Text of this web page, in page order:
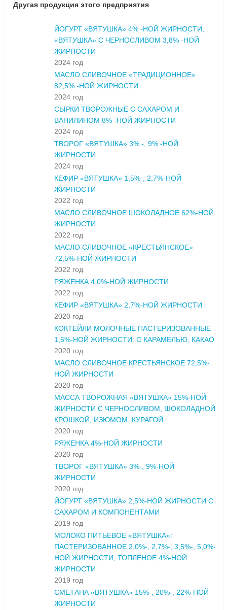
Другая продукция этого предприятия
ЙОГУРТ «ВЯТУШКА» 4% -НОЙ ЖИРНОСТИ,
«ВЯТУШКА» С ЧЕРНОСЛИВОМ 3,8% -НОЙ
ЖИРНОСТИ
2024 год
МАСЛО СЛИВОЧНОЕ «ТРАДИЦИОННОЕ»
82,5% -НОЙ ЖИРНОСТИ
2024 год
СЫРКИ ТВОРОЖНЫЕ С САХАРОМ И
ВАНИЛИНОМ 8% -НОЙ ЖИРНОСТИ
2024 год
ТВОРОГ «ВЯТУШКА» 3% -, 9% -НОЙ
ЖИРНОСТИ
2024 год
КЕФИР «ВЯТУШКА» 1,5%-, 2,7%-НОЙ
ЖИРНОСТИ
2022 год
МАСЛО СЛИВОЧНОЕ ШОКОЛАДНОЕ 62%-НОЙ
ЖИРНОСТИ
2022 год
МАСЛО СЛИВОЧНОЕ «КРЕСТЬЯНСКОЕ»
72,5%-НОЙ ЖИРНОСТИ
2022 год
РЯЖЕНКА 4,0%-НОЙ ЖИРНОСТИ
2022 год
КЕФИР «ВЯТУШКА» 2,7%-НОЙ ЖИРНОСТИ
2020 год
КОКТЕЙЛИ МОЛОЧНЫЕ ПАСТЕРИЗОВАННЫЕ
1,5%-НОЙ ЖИРНОСТИ: С КАРАМЕЛЬЮ, КАКАО
2020 год
МАСЛО СЛИВОЧНОЕ КРЕСТЬЯНСКОЕ 72,5%-
НОЙ ЖИРНОСТИ
2020 год
МАССА ТВОРОЖНАЯ «ВЯТУШКА» 15%-НОЙ
ЖИРНОСТИ С ЧЕРНОСЛИВОМ, ШОКОЛАДНОЙ
КРОШКОЙ, ИЗЮМОМ, КУРАГОЙ
2020 год
РЯЖЕНКА 4%-НОЙ ЖИРНОСТИ
2020 год
ТВОРОГ «ВЯТУШКА» 3%-, 9%-НОЙ
ЖИРНОСТИ
2020 год
ЙОГУРТ «ВЯТУШКА» 2,5%-НОЙ ЖИРНОСТИ С
САХАРОМ И КОМПОНЕНТАМИ
2019 год
МОЛОКО ПИТЬЕВОЕ «ВЯТУШКА»:
ПАСТЕРИЗОВАННОЕ 2,0%-, 2,7%-, 3,5%-, 5,0%-
НОЙ ЖИРНОСТИ; ТОПЛЕНОЕ 4%-НОЙ
ЖИРНОСТИ
2019 год
СМЕТАНА «ВЯТУШКА» 15%-, 20%-, 22%-НОЙ
ЖИРНОСТИ